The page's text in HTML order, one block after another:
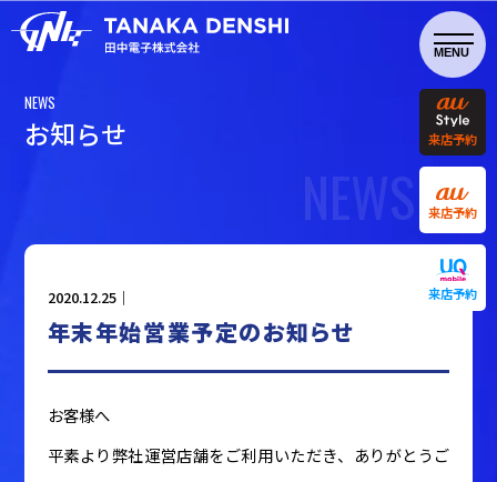
来店予約
来店予約
来店予約
NEWS
お知らせ
NEWS
2020.12.25｜
年末年始営業予定のお知らせ
お客様へ
平素より弊社運営店舗をご利用いただき、ありがとうご